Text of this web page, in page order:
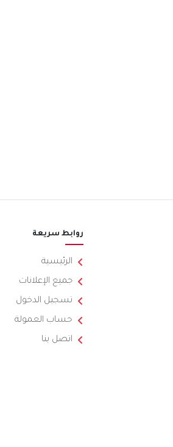
روابط سريعة
الرئيسية
جميع الإعلانات
تسجيل الدخول
حساب العمولة
اتصل بنا